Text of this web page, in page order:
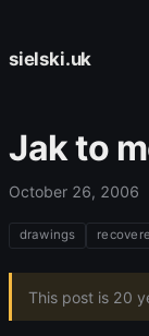
sielski.uk
Jak to
October 26, 2006
drawings
This post is 20